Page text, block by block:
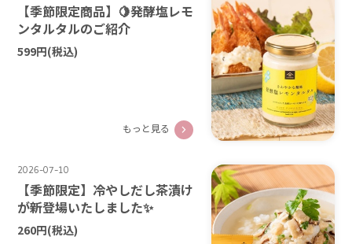
【季節限定商品】🍋発酵塩レモ
ンタルタルのご紹介
599円(税込)
もっと見る
2026-07-10
【季節限定】冷やしだし茶漬け
が新登場いたしました✨
260円(税込)